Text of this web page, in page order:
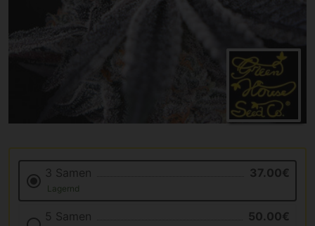
3 Samen 37.00€
Lagernd
5 Samen 50.00€